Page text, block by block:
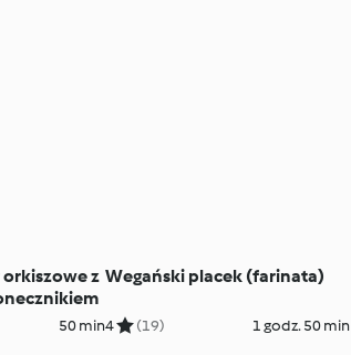
z
50 min
Wegański placek (farinata)
4 (19) 1 godz. 50 min